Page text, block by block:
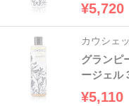
¥5,720
カウシェ
グランピ
ージェル
¥5,110